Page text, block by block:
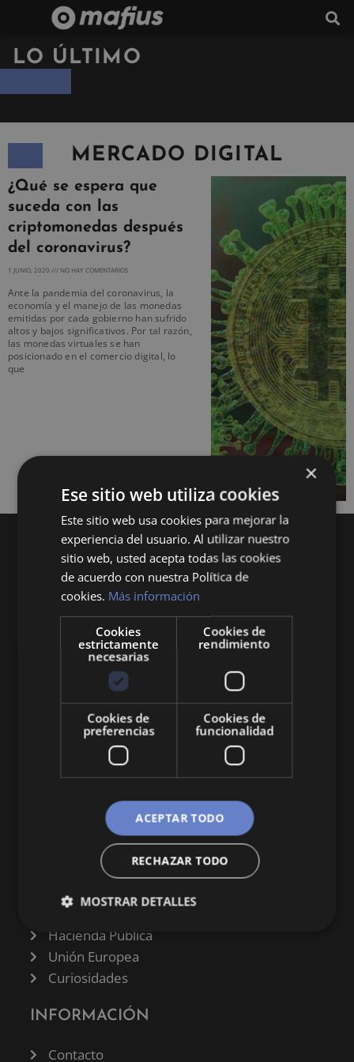
LO ÚLTIMO
MERCADO DIGITAL
¿Qué se espera que
suceda con las
criptomonedas después
del coronavirus?
1 JUNIO, 2020 NO HAY COMENTARIOS
Ante la pandemia del coronavirus, la
economía y el manejo de las monedas
emitidas por cada gobierno han sufrido
altos y bajos significativos. Por tal razón,
las monedas virtuales se han
posicionado en el comercio digital, lo
que
Queremos mantenerte al día en temas de
economía, finanzas, negocios, derecho, historia
y curiosidades sobre todo lo relacionado con la
economía y empresa.
CATEGORÍAS
Negocios
Derecho
Historia
Hacienda Pública
Unión Europea
Curiosidades
INFORMACIÓN
Contacto
×
Ese sitio web utiliza cookies
Este sitio web usa cookies para mejorar la
experiencia del usuario. Al utilizar nuestro
sitio web, usted acepta todas las cookies
de acuerdo con nuestra Política de
cookies. Más información
Cookies
estrictamente
necesarias
Cookies de
rendimiento
Cookies de
preferencias
Cookies de
funcionalidad
ACEPTAR TODO
RECHAZAR TODO
MOSTRAR DETALLES